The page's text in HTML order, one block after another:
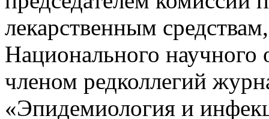
лекарственным
Национального
членом редколлегий
«Эпидемиология и